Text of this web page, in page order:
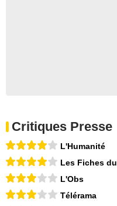
Critiques Presse
L'Humanité
Les Fiches
L'Obs
Télérama